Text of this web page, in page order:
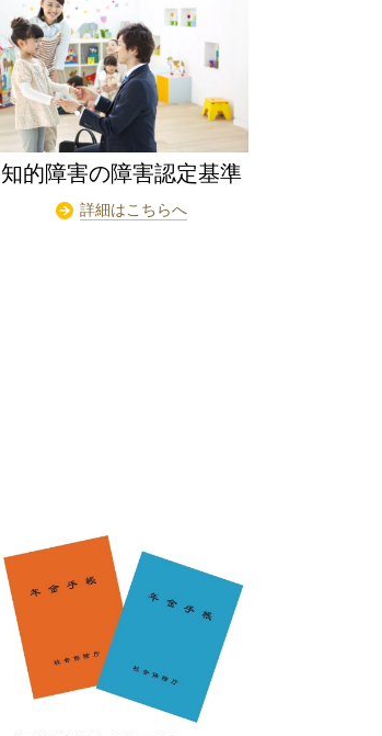
知的障害の障害認定基準
詳細はこちらへ